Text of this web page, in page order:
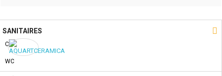
SANITAIRES 
Collections
WC